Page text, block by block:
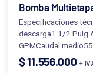
Bomba
Especificaciones
descarga1.1/2
GPMCaudal
$11.556.000 +